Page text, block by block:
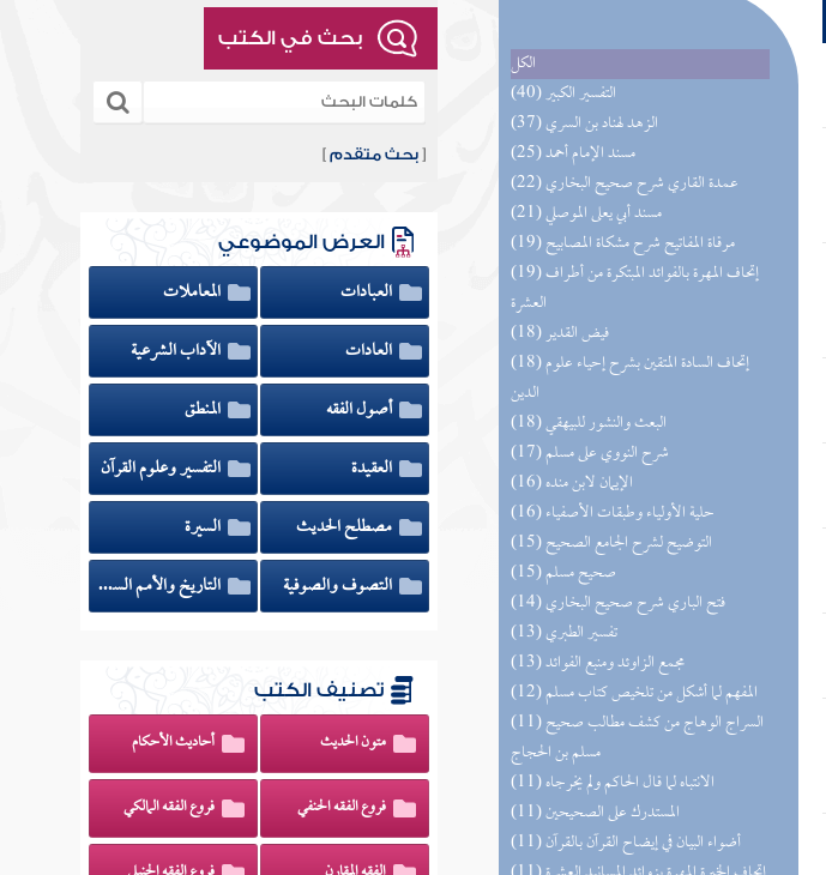
الكل
(40) التفسير الكبير
(37) الزهد لهناد بن السري
(25) مسند الإمام أحمد
(22) عمدة القاري شرح صحيح البخاري
(21) مسند أبي يعلى الموصلي
(19) مرقاة المفاتيح شرح مشكاة المصابيح
(19) إتحاف المهرة بالفوائد المبتكرة من أطراف
العشرة
(18) فيض القدير
(18) إتحاف السادة المتقين بشرح إحياء علوم
الدين
(18) البعث والنشور للبيهقي
(17) شرح النووي على مسلم
(16) الإيمان لابن منده
(16) حلية الأولياء وطبقات الأصفياء
(15) التوضيح لشرح الجامع الصحيح
(15) صحيح مسلم
(14) فتح الباري شرح صحيح البخاري
(13) تفسير الطبري
(13) مجمع الزاوئد ومنبع الفوائد
(12) المفهم لما أشكل من تلخيص كتاب مسلم
(11) السراج الوهاج من كشف مطالب صحيح
مسلم بن الحجاج
(11) الانتباه لما قال الحاكم ولم يخرجاه
(11) المستدرك على الصحيحين
(11) أضواء البيان في إيضاح القرآن بالقرآن
بحث في الكتب
[بحث متقدم ]
العرض الموضوعي
العبادات
المعاملات
العادات
الآداب الشرعية
أصول الفقه
المنطق
العقيدة
التفسير وعلوم القرآن
مصطلح الحديث
السيرة
التصوف والصوفية
التاريخ والأمم السابقة
تصنيف الكتب
متون الحديث أحاديث الأحكام
فروع الفقه الحنفي فروع الفقه المالكي